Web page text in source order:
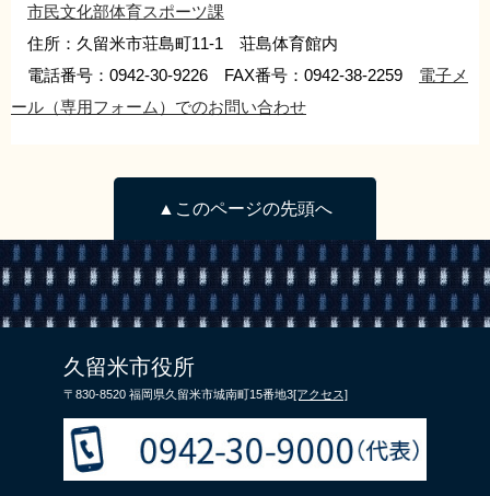
市民文化部体育スポーツ課
住所：久留米市荘島町11-1 荘島体育館内
電話番号：0942-30-9226 FAX番号：0942-38-2259 電子メ
ール（専用フォーム）でのお問い合わせ
▲このページの先頭へ
久留米市役所
〒830-8520 福岡県久留米市城南町15番地3[アクセス]